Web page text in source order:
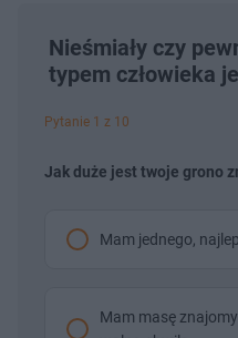
Nieśmiały czy
typem człowieka
Pytanie 1 z 10
Jak duże jest twoje grono
Mam jednego,
Mam masę